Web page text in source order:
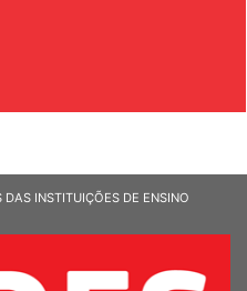
INSTITUIÇÕES DE ENSINO